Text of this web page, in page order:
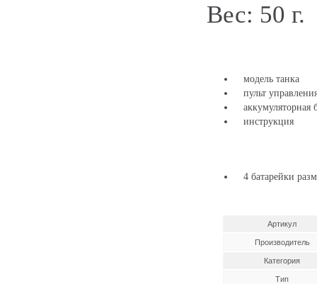
Вес: 50 г.
модель танка
пульт
аккумуляторная
инструкция
4 батарейки
Артикул
Производитель
Категория
Тип